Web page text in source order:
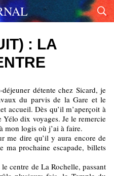
: LA
du parvis de la Gare et le
accueil. Dès qu’il m’aperçoit à
dix voyages. Je le remercie
mon logis où j’ai à faire.
me dire qu’il y aura encore de
ma prochaine escapade, billets
centre de La Rochelle, passant